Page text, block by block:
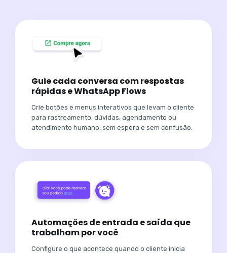
Guie cada conversa com respostas
rápidas e WhatsApp Flows
Crie botões e menus interativos que levam o cliente
para rastreamento, dúvidas, agendamento ou
atendimento humano, sem espera e sem confusão.
Automações de entrada e saída que
trabalham por você
Configure o que acontece quando o cliente inicia